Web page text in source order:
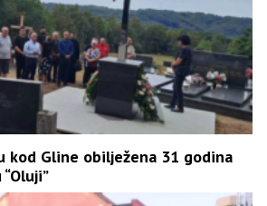
kod Gline obilježena 31 godina